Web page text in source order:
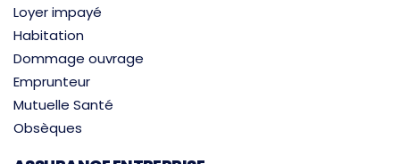
Loyer impayé
Habitation
Dommage ouvrage
Emprunteur
Mutuelle Santé
Obsèques